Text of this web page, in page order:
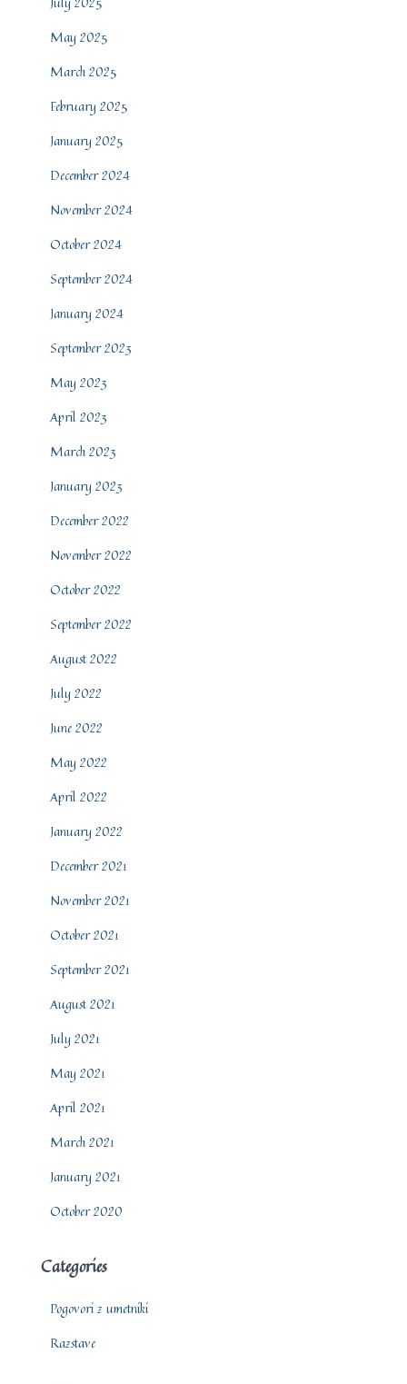
May 2025
March 2025
February 2025
January 2025
December 2024
November 2024
October 2024
September 2024
January 2024
September 2023
May 2023
April 2023
March 2023
January 2023
December 2022
November 2022
October 2022
September 2022
August 2022
July 2022
June 2022
May 2022
April 2022
January 2022
December 2021
November 2021
October 2021
September 2021
August 2021
July 2021
May 2021
April 2021
March 2021
January 2021
October 2020
Categories
Pogovori z umetniki
Razstave